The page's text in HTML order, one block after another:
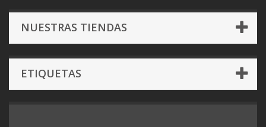
NUESTRAS TIENDAS
ETIQUETAS